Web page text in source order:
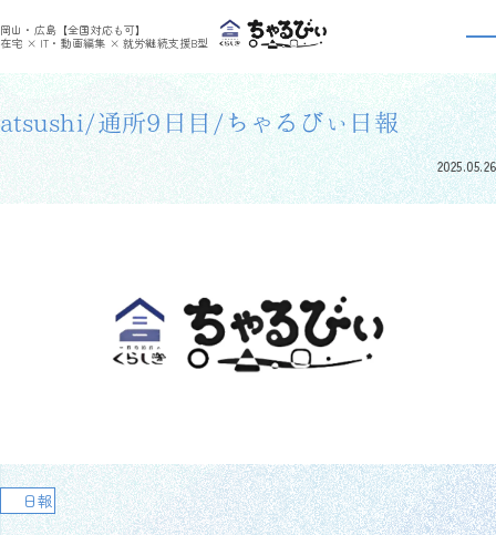
岡山・広島【全国対応も可】
在宅 × IT・動画編集 × 就労継続支援B型
利用者さんの日報 >
利用者さんの日報
atsushi/通所9日目/ちゃるびぃ日報
2025.05.26
日報